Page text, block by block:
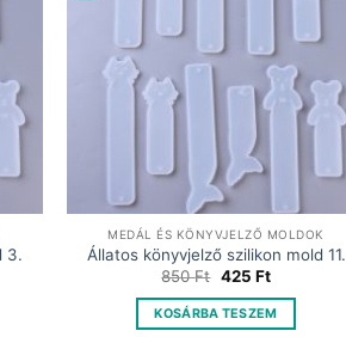
3.
MEDÁL ÉS KÖNYVJELZŐ MOLDOK
Állatos könyvjelző szilikon mold 11.
850Ft Original
was:
850 Ft.
425 FtCurrent
is:
425 Ft.
KOSÁRBA TESZEM